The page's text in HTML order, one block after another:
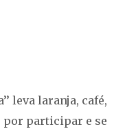
leva laranja, café,
por participar e se